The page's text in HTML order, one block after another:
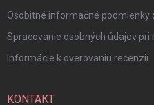
Osobitné informačné podmienky
Spracovanie osobných údajov pri
Informácie k overovaniu recenzií
KONTAKT